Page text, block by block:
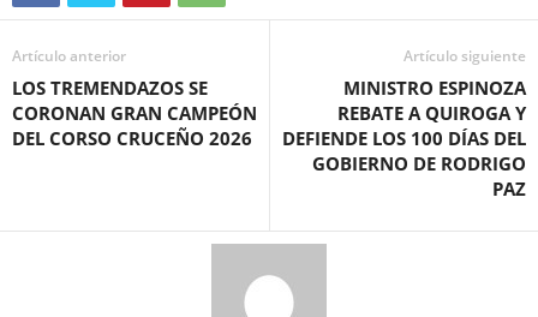
Artículo anterior
LOS TREMENDAZOS SE
CORONAN GRAN CAMPEÓN
DEL CORSO CRUCEÑO 2026
Artículo siguiente
MINISTRO ESPINOZA
REBATE A QUIROGA Y
DEFIENDE LOS 100 DÍAS DEL
GOBIERNO DE RODRIGO
PAZ